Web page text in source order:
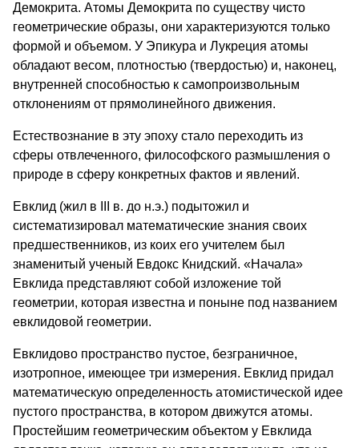
Демокрита. Атомы Де­мокрита по существу чисто
геометри­ческие образы, они характеризуются только
формой и объемом. У Эпикура и Лукреция атомы
обладают весом, плотностью (твердостью) и, наконец,
внутренней способностью к само­произвольным
отклонениям от пря­молинейного движения.
Естествознание в эту эпоху стало переходить из
сферы отвлеченно­го, философского размышления о
природе в сферу конкретных фактов и явлений.
Евклид (жил в III в. до н.э.) подыто­жил и
систематизировал математичес­кие знания своих
предшественников, из коих его учителем был
знаменитый ученый Евдокс Книдский. «Начала»
Евклида представляют собой изложе­ние той
геометрии, которая известна и поныне под названием
евклидовой геометрии.
Евклидово пространство пустое, безгра­ничное,
изотропное, имеющее три измерения. Евклид придал
мате­матическую определенность атомис­тической идее
пустого пространства, в котором движутся атомы.
Простей­шим геометрическим объектом у Ев­клида